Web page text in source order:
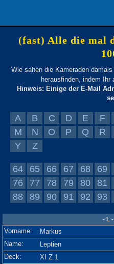
(fast) Alle die mal
Wie sahen die Kameraden
herausfinden, indem Ihr
Hinweis: Einige der E-Mail
A B C D E F
M
N O P Q R
Y
Z
64 65 66 67 68 69
76
77 78 79 80 81
88
89 90 91 92 93
- L -
Markus
Leptien
XI Z 1